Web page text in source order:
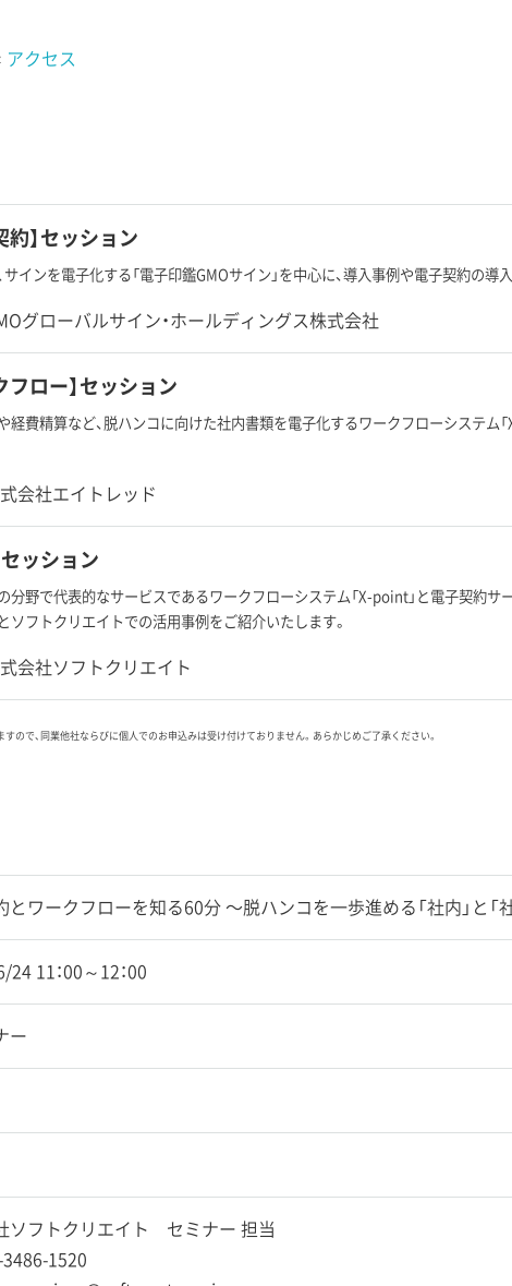
アクセス
約】セッション
サインを電子化する「電子印鑑GMOサイン」を中心に、導入事例や電子契約の導
グローバルサイン・ホールディングス株式会社
フロー】セッション
経費精算など、脱ハンコに向けた社内書類を電子化するワークフローシステム
式会社エイトレッド
セッション
分野で代表的なサービスであるワークフローシステム「X-point」と電子契約サ
ソフトクリエイトでの活用事例をご紹介いたします。
式会社ソフトクリエイト
ので、同業他社ならびに個人でのお申込みは受け付けておりません。あらかじめご了承ください。
とワークフローを知る60分 〜脱ハンコを一歩進める「社内」と「
11：00～12：00
ー
ソフトクリエイト セミナー 担当
3486-1520